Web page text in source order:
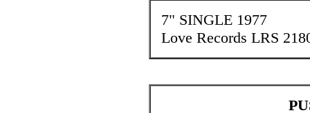
7" SINGLE 1977
Love Records LRS